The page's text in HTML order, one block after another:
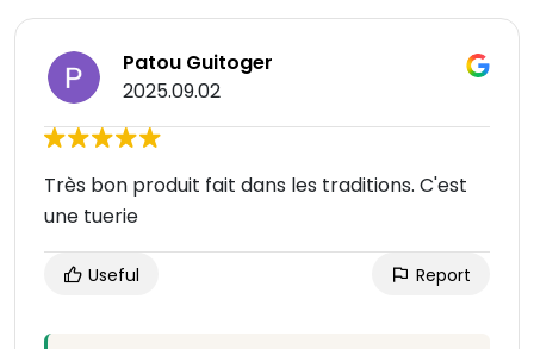
Patou Guitoger
2025.09.02
Très bon produit fait dans les traditions. C'est
une tuerie
Useful Report